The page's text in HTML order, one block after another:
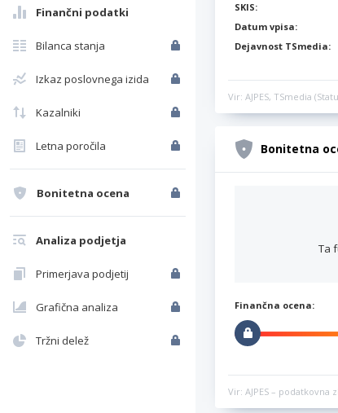
Finančni podatki
Bilanca stanja
Izkaz poslovnega izida
Kazalniki
Letna poročila
Bonitetna ocena
Analiza podjetja
Primerjava podjetij
Grafična analiza
Tržni delež
SKIS:
Datum vpisa:
Dejavnost TSmedia:
Vir: AJPES, TSmedia
Bonitetna
Ta
Finančna ocena:
Vir: AJPES –